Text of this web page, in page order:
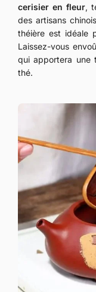
cerisier en fleur,
des artisans
théière est idéale
Laissez-vous
qui apportera une
thé.